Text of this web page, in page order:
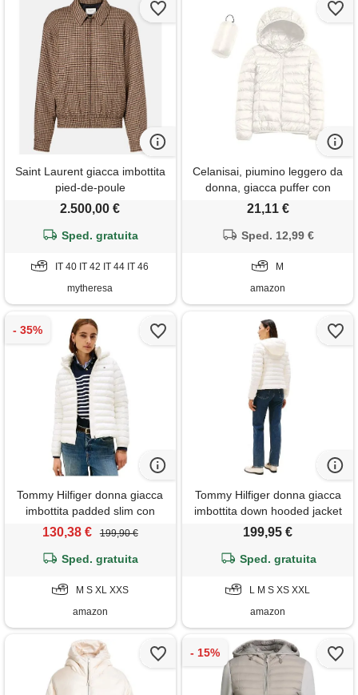
Saint Laurent giacca imbottita
pied-de-poule
2.500,00 €
Sped. gratuita
IT 40 IT 42 IT 44 IT 46
mytheresa
Celanisai, piumino leggero da
donna, giacca puffer con
cappuccio, piumino
trapuntato, cappotto
con cerniera, giacca termica
in seta morbida
21,11 €
Sped. 12,99 €
M
amazon
Tommy Hilfiger donna giacca
imbottita padded slim con
cappuccio, bianco (ivory silk),
130,38 € 199,90 €
Sped. gratuita
M S XL XXS
amazon
Tommy Hilfiger donna giacca
imbottita down hooded jacket
con zip, bianco (ivory silk), xs
199,95 €
Sped. gratuita
L M S XS XXL
amazon